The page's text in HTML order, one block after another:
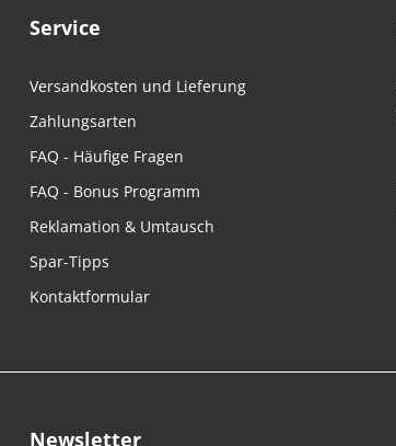
Service
Versandkosten und Lieferung
Zahlungsarten
FAQ - Häufige Fragen
FAQ - Bonus Programm
Reklamation & Umtausch
Spar-Tipps
Kontaktformular
Newsletter